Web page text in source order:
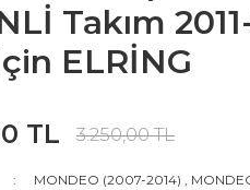
Takım
ELRİNG
TL 3.250,00 TL
MONDEO (2007-2014) ,